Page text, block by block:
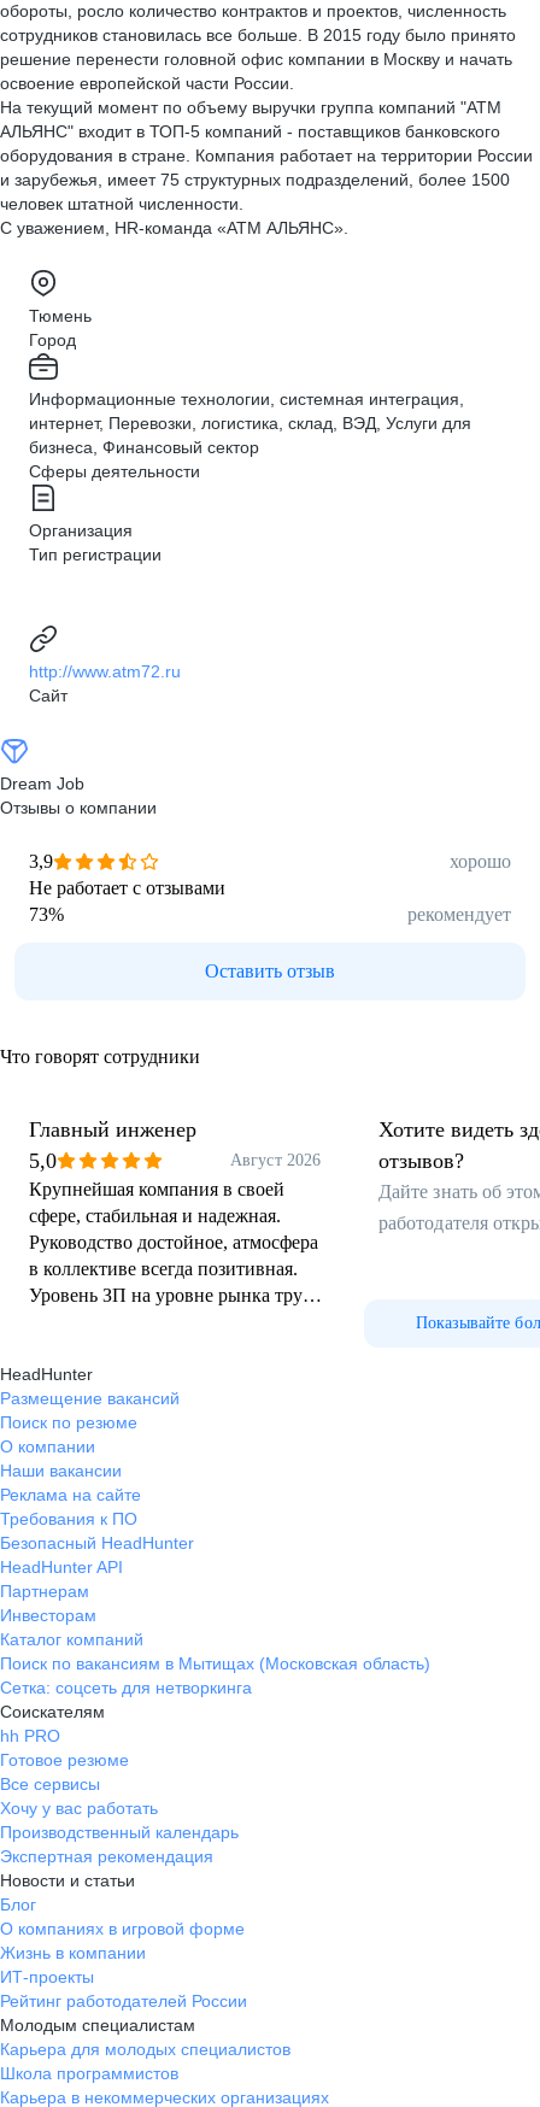
обороты, росло количество контрактов и проектов, численность
сотрудников становилась все больше. В 2015 году было принято
решение перенести головной офис компании в Москву и начать
освоение европейской части России.
На текущий момент по объему выручки группа компаний "АТМ
АЛЬЯНС" входит в ТОП-5 компаний - поставщиков банковского
оборудования в стране. Компания работает на территории России
и зарубежья, имеет 75 структурных подразделений, более 1500
человек штатной численности.
С уважением, HR-команда «АТМ АЛЬЯНС».
Тюмень
Город
Информационные технологии, системная интеграция,
интернет, Перевозки, логистика, склад, ВЭД, Услуги для
бизнеса, Финансовый сектор
Сферы деятельности
Организация
Тип регистрации
http://www.atm72.ru
Сайт
Dream Job
Отзывы о компании
3,9
хорошо
Не работает с отзывами
73% рекомендует
Оставить отзыв
Что говорят сотрудники
Главный инженер
5,0
Август 2026
Крупнейшая компания в своей
сфере, стабильная и надежная.
Руководство достойное, атмосфера
в коллективе всегда позитивная.
Уровень ЗП на уровне рынка труда
система оплаты, есть премии.
Работаю в данной компании 5й
год, что является моим рекордом за
почти 30ти летний стаж работы.
Постоянное развитие и карьерный
рост присутствует.
Хотите видеть
отзывов?
Дайте знать об
работодателя
Показывайте
HeadHunter
Размещение вакансий
Поиск по резюме
О компании
Наши вакансии
Реклама на сайте
Требования к ПО
Безопасный HeadHunter
HeadHunter API
Партнерам
Инвесторам
Каталог компаний
Поиск по вакансиям в Мытищах (Московская область)
Сетка: соцсеть для нетворкинга
Соискателям
hh PRO
Готовое резюме
Все сервисы
Хочу у вас работать
Производственный календарь
Экспертная рекомендация
Новости и статьи
Блог
О компаниях в игровой форме
Жизнь в компании
ИТ-проекты
Рейтинг работодателей России
Молодым специалистам
Карьера для молодых специалистов
Школа программистов
Карьера в некоммерческих организациях